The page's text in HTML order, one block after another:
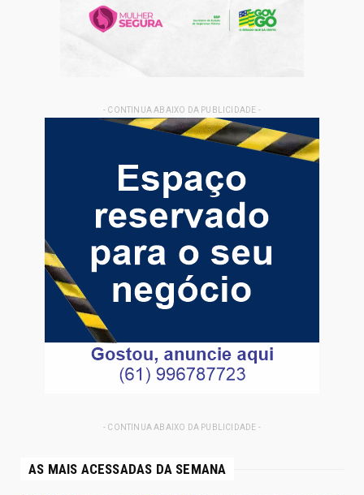
- CONTINUA ABAIXO DA PUBLICIDADE -
- CONTINUA ABAIXO DA PUBLICIDADE -
AS MAIS ACESSADAS DA SEMANA